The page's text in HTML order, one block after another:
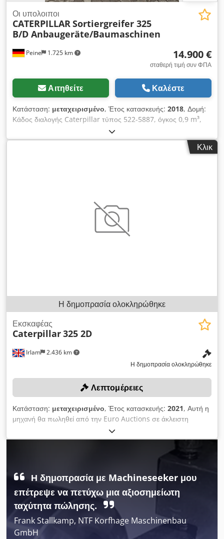
Peine 1.725 km
Οι υπολοιποι
CATERPILLAR Sortiergreifer 325
B/D Anbaugeräte/Baumaschinen
14.900 €
σταθερή τιμή συν ΦΠΑ
Αιτηθείτε Καλέστε
Κατάσταση: μεταχειρισμένο, Έτος κατασκευής: 2018, Δομή:
Κάδος διαλογής Caterpillar τύπος 522-5887, όγκος 0,9 m³,
έτος κατασκευής 2018, βάρος: 2.073 kg. Πινακίδα στοιχείων
I.D. μοντέλο 226-4127, τύπος CW20/CW30/CW40, έτος
και διαπραγματεύσεων πώλησης αποτελούν οι Γενικοί Όροι
Συναλλαγών μας (βλ. επίσης Το σημείωμα αποποίησης
ευθυνών). Cjdsqrltrjpfx Ankjha
Κλικ
Η δημοπρασία ολοκληρώθηκε
Irlam 2.436 km
Εκσκαφέας
Caterpillar325 2D
Η δημοπρασία ολοκληρώθηκε
Λεπτομέρειες
Κατάσταση: μεταχειρισμένο, Έτος κατασκευής: 2021, Αυτή η
μηχανή θα πωληθεί από την Euro Auctions σε άκλειστη
δημοπρασία στο Μάντσεστερ, Ηνωμένο Βασίλειο, στις 10
Μαρτίου. Για περισσότερες πληροφορίες επικοινωνήστε με τον
Η δημοπρασία με Machineseeker μου
επέτρεψε να πετύχω μια αξιοσημείωτη
ταχύτητα πώλησης.
Frank Stallkamp, NTF Korfhage Maschinenbau
GmbH